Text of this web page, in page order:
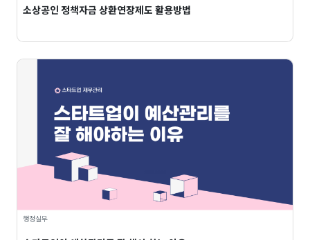
소상공인 정책자금 상환연장제도 활용방법
행정실무